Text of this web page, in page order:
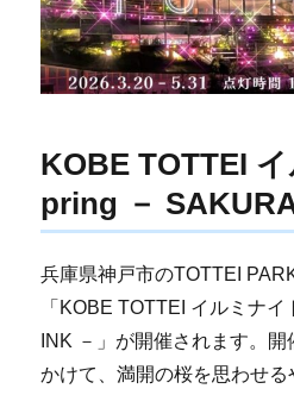
KOBE TOTTEI
pring －
兵庫県神戸市のTOTTEI
「KOBE TOTTEI イルミナ
INK －」が開催されます。
かけて、満開の桜を思わせ